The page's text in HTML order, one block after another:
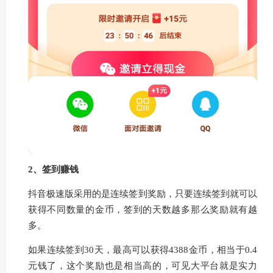
2、签到赚钱
抖音极速版采用的是连续签到奖励，只要连续签到就可以
获得不同数量的金币，签到的天数越多那么奖励就有越
多。
如果连续签到30天，最高可以获得4388金币，相当于0.4
元钱了，这个奖励也是相当高的，可见大平台就是实力